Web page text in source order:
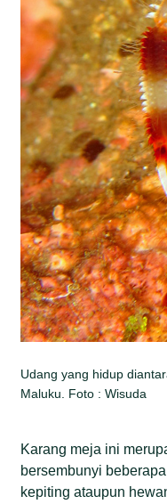
Udang yang hidup
Maluku. Foto : Wisuda
Karang meja ini
bersembunyi
kepiting ataupun